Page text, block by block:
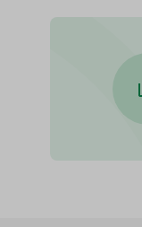
Meça o
Como
Escolha
A Döhler